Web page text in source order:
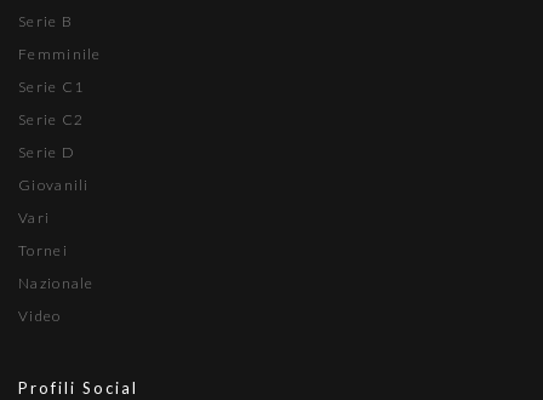
Serie B
Femminile
Serie C1
Serie C2
Serie D
Giovanili
Vari
Tornei
Nazionale
Video
Profili Social